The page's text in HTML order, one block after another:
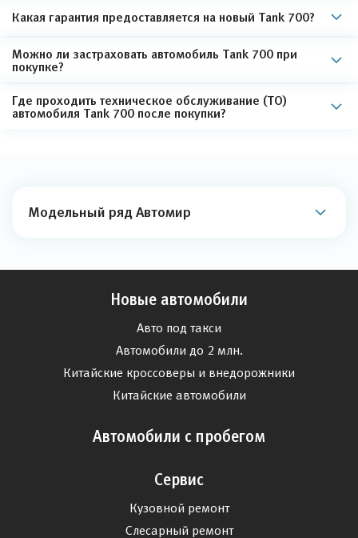
Какая гарантия предоставляется на новый Tank 700?
Можно ли застраховать автомобиль Tank 700 при
покупке?
Где проходить техническое обслуживание (ТО)
автомобиля Tank 700 после покупки?
Модельный ряд Автомир
Новые автомобили
Авто под такси
Автомобили до 2 млн.
Китайские кроссоверы и внедорожники
Китайские автомобили
Автомобили с пробегом
Сервис
Кузовной ремонт
Слесарный ремонт